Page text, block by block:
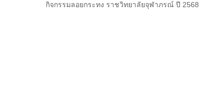
กิจกรรมลอยกระทง ราชวิทยาลัยจุฬาภรณ์ ปี 2568